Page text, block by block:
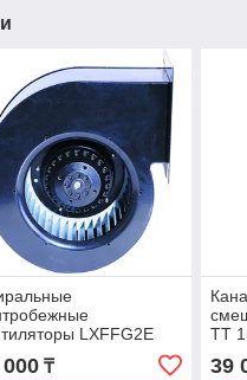
LXFFG2E
70-M92/35
₸
ТТ
39